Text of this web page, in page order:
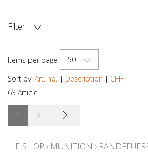
Filter
Items per page
50
Sort by: Art. no. | Description | CHF
63 Article
1 2
E-SHOP › MUNITION ›